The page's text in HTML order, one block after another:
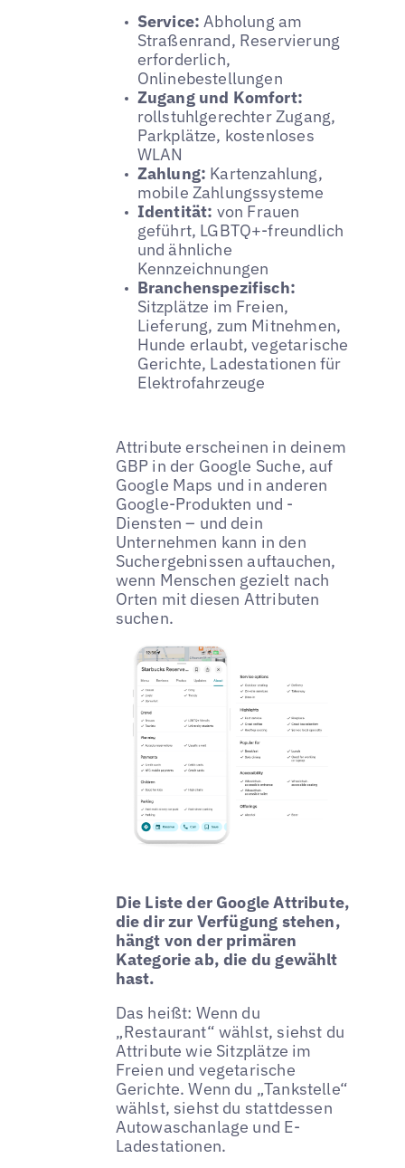
Service: Abholung am
Straßenrand, Reservierung
erforderlich,
Onlinebestellungen
Zugang und Komfort:
rollstuhlgerechter Zugang,
Parkplätze, kostenloses
WLAN
Zahlung: Kartenzahlung,
mobile Zahlungssysteme
Identität: von Frauen
geführt, LGBTQ+-freundlich
und ähnliche
Kennzeichnungen
Branchenspezifisch:
Sitzplätze im Freien,
Lieferung, zum Mitnehmen,
Hunde erlaubt, vegetarische
Gerichte, Ladestationen für
Elektrofahrzeuge
Attribute erscheinen in deinem
GBP in der Google Suche, auf
Google Maps und in anderen
Google-Produkten und -
Diensten – und dein
Unternehmen kann in den
Suchergebnissen auftauchen,
wenn Menschen gezielt nach
Orten mit diesen Attributen
suchen.
Die Liste der Google Attribute,
die dir zur Verfügung stehen,
hängt von der primären
Kategorie ab, die du gewählt
hast.
Das heißt: Wenn du
„Restaurant“ wählst, siehst du
Attribute wie Sitzplätze im
Freien und vegetarische
Gerichte. Wenn du „Tankstelle“
wählst, siehst du stattdessen
Autowaschanlage und E-
Ladestationen.